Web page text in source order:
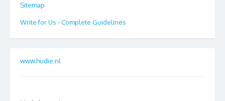
Sitemap
Write for Us - Complete Guidelines
www.hudie.nl